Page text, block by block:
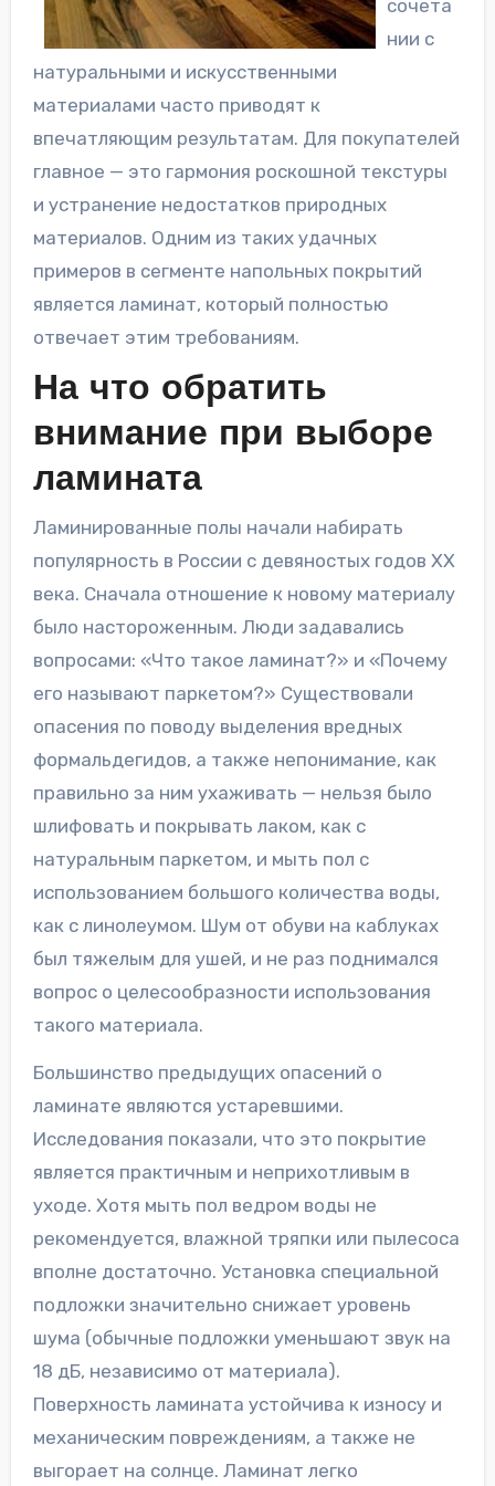
сочета
нии с
натуральными и искусственными
материалами часто приводят к
впечатляющим результатам. Для покупателей
главное — это гармония роскошной текстуры
и устранение недостатков природных
материалов. Одним из таких удачных
примеров в сегменте напольных покрытий
является ламинат, который полностью
отвечает этим требованиям.
На что обратить
внимание при выборе
ламината
Ламинированные полы начали набирать
популярность в России с девяностых годов XX
века. Сначала отношение к новому материалу
было настороженным. Люди задавались
вопросами: «Что такое ламинат?» и «Почему
его называют паркетом?» Существовали
опасения по поводу выделения вредных
формальдегидов, а также непонимание, как
правильно за ним ухаживать — нельзя было
шлифовать и покрывать лаком, как с
натуральным паркетом, и мыть пол с
использованием большого количества воды,
как с линолеумом. Шум от обуви на каблуках
был тяжелым для ушей, и не раз поднимался
вопрос о целесообразности использования
такого материала.
Большинство предыдущих опасений о
ламинате являются устаревшими.
Исследования показали, что это покрытие
является практичным и неприхотливым в
уходе. Хотя мыть пол ведром воды не
рекомендуется, влажной тряпки или пылесоса
вполне достаточно. Установка специальной
подложки значительно снижает уровень
шума (обычные подложки уменьшают звук на
18 дБ, независимо от материала).
Поверхность ламината устойчива к износу и
механическим повреждениям, а также не
выгорает на солнце. Ламинат легко